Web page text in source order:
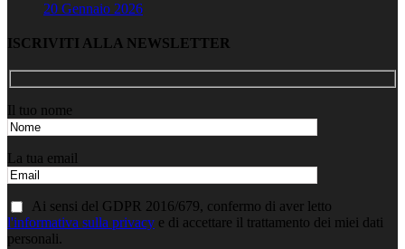
20 Gennaio 2026
ISCRIVITI ALLA NEWSLETTER
Il tuo nome
La tua email
Ai sensi del GDPR 2016/679, confermo di aver letto
l'informativa sulla privacy e di accettare il trattamento dei miei dati
personali.